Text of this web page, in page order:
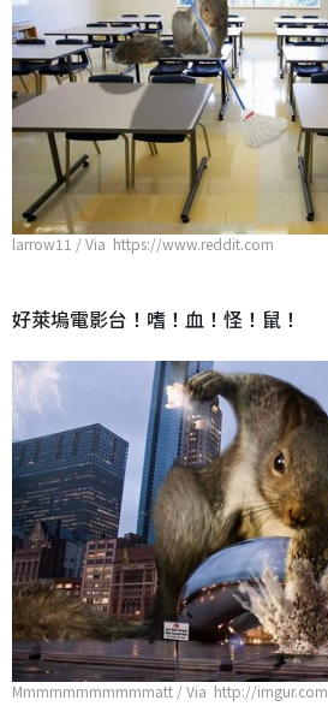
larrow11 / Via https://www.reddit.com
好萊塢電影台！嗜！血！怪！鼠！
Mmmmmmmmmmmatt / Via http://imgur.com